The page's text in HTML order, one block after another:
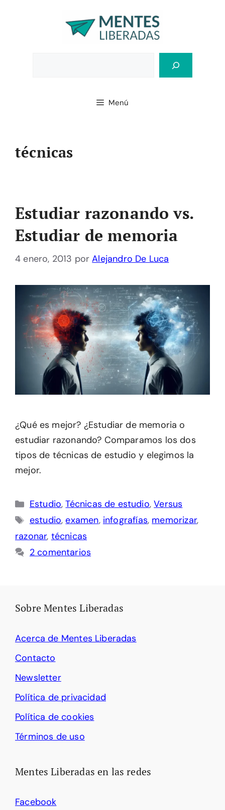
Menú
técnicas
Estudiar razonando vs.
Estudiar de memoria
4 enero, 2013 porAlejandro De Luca
¿Qué es mejor? ¿Estudiar de memoria o
estudiar razonando? Comparamos los dos
tipos de técnicas de estudio y elegimos la
mejor.
Categorías
Estudio,Técnicas de estudio,Versus
Etiquetas
estudio,examen, infografías, memorizar,
razonar, técnicas
2 comentarios
Sobre Mentes Liberadas
Acerca de Mentes Liberadas
Contacto
Newsletter
Política de privacidad
Política de cookies
Términos de uso
Mentes Liberadas en las redes
Facebook